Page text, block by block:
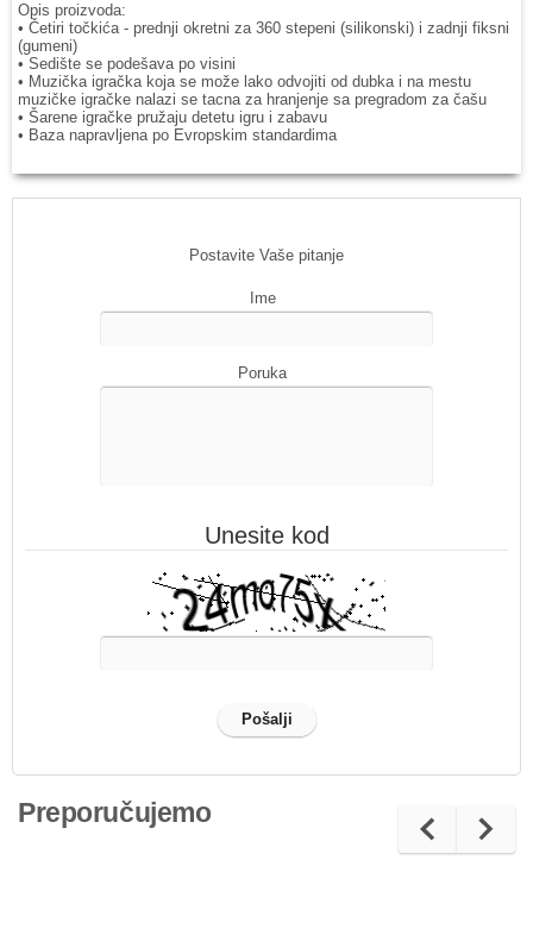
Opis proizvoda:
• Četiri točkića - prednji okretni za 360 stepeni (silikonski) i zadnji fiksni
(gumeni)
• Sedište se podešava po visini
• Muzička igračka koja se može lako odvojiti od dubka i na mestu
muzičke igračke nalazi se tacna za hranjenje sa pregradom za čašu
• Šarene igračke pružaju detetu igru i zabavu
• Baza napravljena po Evropskim standardima
Postavite Vaše pitanje
Ime
Poruka
Unesite kod
Preporučujemo